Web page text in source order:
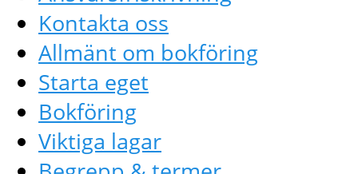
Kontakta oss
Allmänt om bokföring
Starta eget
Bokföring
Viktiga lagar